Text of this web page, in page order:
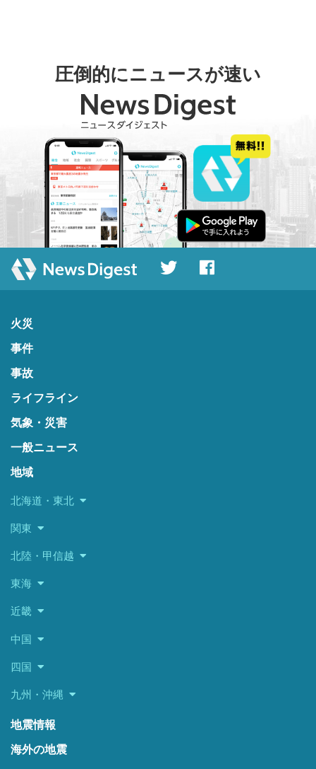
圧倒的にニュースが速い
火災
事件
事故
ライフライン
気象・災害
一般ニュース
地域
北海道・東北
関東
北陸・甲信越
東海
近畿
中国
四国
九州・沖縄
地震情報
海外の地震